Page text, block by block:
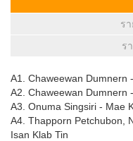
ร
ร
A1. Chaweewan Dumnern
A2. Chaweewan Dumnern
A3. Onuma Singsiri - Mae
A4. Thapporn Petchubon,
Isan Klab Tin